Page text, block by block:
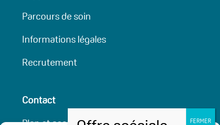
Parcours de soin
Informations légales
Recrutement
Contact